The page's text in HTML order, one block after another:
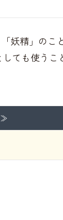
妖精」の
ても使うこ
≫